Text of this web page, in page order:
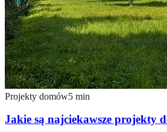
Projekty domów5 min
Jakie są najciekawsze projekty